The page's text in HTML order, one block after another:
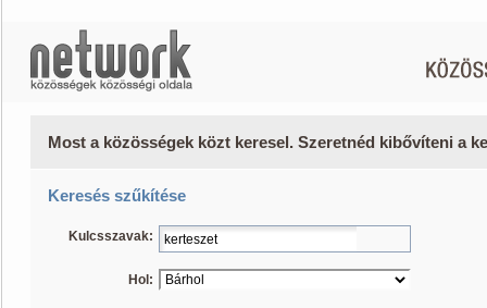
Most a közösségek közt keresel. Szeretnéd kibővíteni a
Keresés szűkítése
Kulcsszavak:
Hol: